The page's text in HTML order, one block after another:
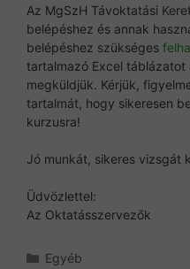
Az MgSzH Távoktatási
belépéshez és annak
belépéshez szükséges
tartalmazó Excel táblázatot
megküldjük. Kérjük,
tartalmát, hogy sikeresen
kurzusra!
Jó munkát, sikeres vizsgát
Üdvözlettel:
Az Oktatásszervezők
Kategória
Egyéb